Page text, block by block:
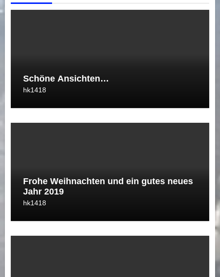
Schöne Ansichten…
hk1418
Frohe Weihnachten und ein gutes neues
Jahr 2019
hk1418